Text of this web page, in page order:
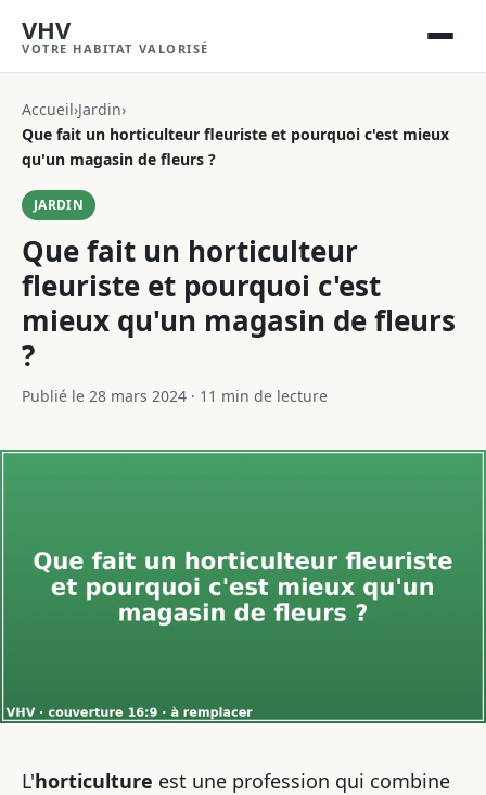
VHV
VOTRE HABITAT VALORISÉ
Accueil›Jardin›
Que fait un horticulteur fleuriste et pourquoi c'est mieux
qu'un magasin de fleurs ?
JARDIN
Que fait un horticulteur
fleuriste et pourquoi c'est
mieux qu'un magasin de fleurs
?
Publié le 28 mars 2024 · 11 min de lecture
L'horticulture est une profession qui combine